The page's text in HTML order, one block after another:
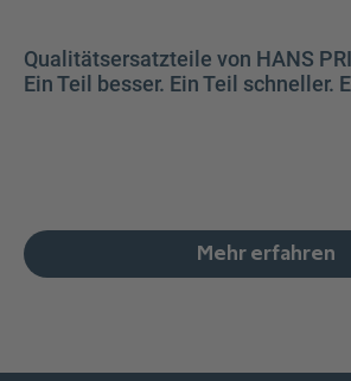
Qualitätsersatzteile von HANS
Ein Teil besser. Ein Teil schneller.
Mehr erfahren